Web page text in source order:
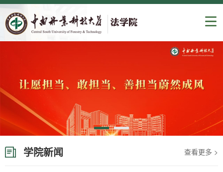
学院新闻 查看更多 >